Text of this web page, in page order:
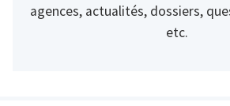
agences, actualités, dossiers,
etc.